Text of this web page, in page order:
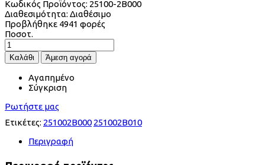
Κωδικός Προϊόντος: 25100-2B000
Διαθεσιμότητα: Διαθέσιμο
Προβλήθηκε 4941 φορές
Ποσοτ.
Αγαπημένο
Σύγκριση
Ρωτήστε μας
Ετικέτες: 251002B000 251002B010
Περιγραφή